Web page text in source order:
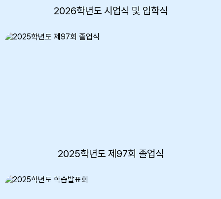
2026학년도 시업식 및 입학식
2025학년도 제97회 졸업식